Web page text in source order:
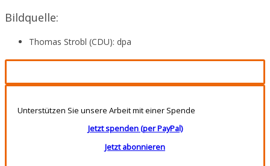
Bildquelle:
Thomas Strobl (CDU): dpa
Unterstützen Sie unsere Arbeit mit einer Spende
Jetzt spenden (per PayPal)
Jetzt abonnieren